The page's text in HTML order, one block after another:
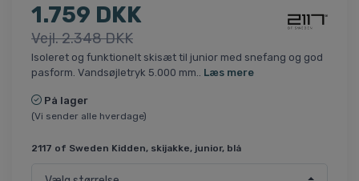
1.759 DKK
Vejl. 2.348 DKK
Isoleret og funktionelt skisæt til junior med snefang og god
pasform. Vandsøjletryk 5.000 mm.. Læs mere
På lager
(Vi sender alle hverdage)
2117 of Sweden Kidden, skijakke, junior, blå